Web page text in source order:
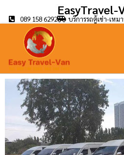
EasyTravel-
089 158 6292 บริการรถตู้เช่า-เหม